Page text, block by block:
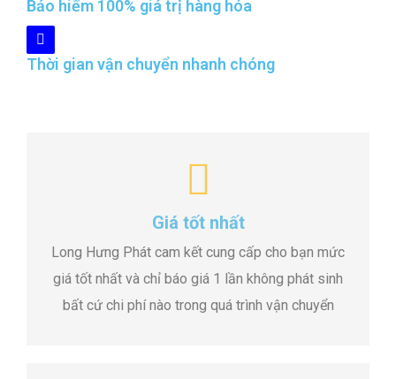
Bảo hiểm 100% giá trị hàng hóa
Thời gian vận chuyển nhanh chóng
Giá tốt nhất
Long Hưng Phát cam kết cung cấp cho bạn mức
giá tốt nhất và chỉ báo giá 1 lần không phát sinh
bất cứ chi phí nào trong quá trình vận chuyển